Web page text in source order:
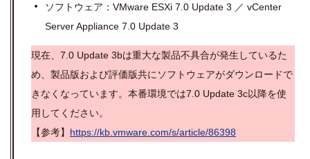
ソフトウェア： VMware ESXi 7.0 Update 3 ／ vCenter
Server Appliance 7.0 Update 3
現在、7.0 Update 3bは重大な製品不具合が発生しているた
め、製品版および評価版共にソフトウェアがダウンロードで
きなくなっています。本番環境では7.0 Update 3c以降を使
用してください。
【参考】 https://kb.vmware.com/s/article/86398